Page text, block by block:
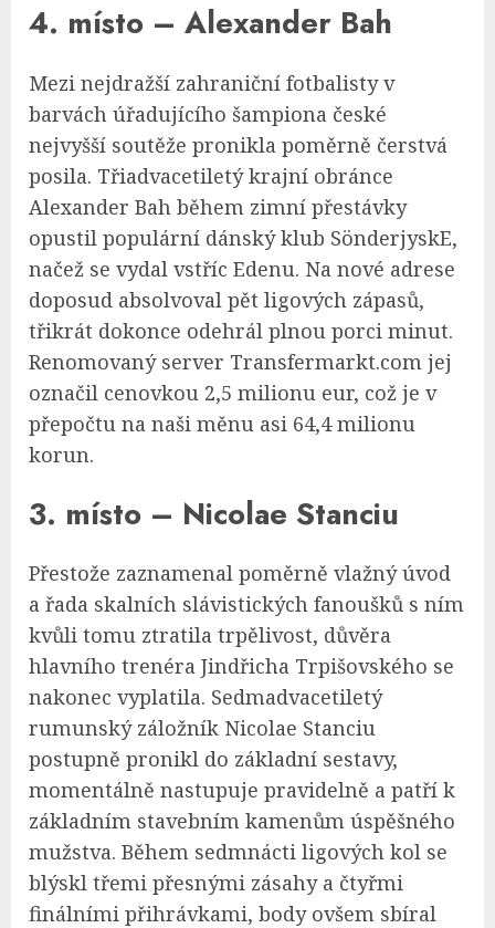
4. místo – Alexander Bah
Mezi nejdražší zahraniční fotbalisty v
barvách úřadujícího šampiona české
nejvyšší soutěže pronikla poměrně čerstvá
posila. Třiadvacetiletý krajní obránce
Alexander Bah během zimní přestávky
opustil populární dánský klub SönderjyskE,
načež se vydal vstříc Edenu. Na nové adrese
doposud absolvoval pět ligových zápasů,
třikrát dokonce odehrál plnou porci minut.
Renomovaný server Transfermarkt.com jej
označil cenovkou 2,5 milionu eur, což je v
přepočtu na naši měnu asi 64,4 milionu
korun.
3. místo – Nicolae Stanciu
Přestože zaznamenal poměrně vlažný úvod
a řada skalních slávistických fanoušků s ním
kvůli tomu ztratila trpělivost, důvěra
hlavního trenéra Jindřicha Trpišovského se
nakonec vyplatila. Sedmadvacetiletý
rumunský záložník Nicolae Stanciu
postupně pronikl do základní sestavy,
momentálně nastupuje pravidelně a patří k
základním stavebním kamenům úspěšného
mužstva. Během sedmnácti ligových kol se
blýskl třemi přesnými zásahy a čtyřmi
finálními přihrávkami, body ovšem sbíral